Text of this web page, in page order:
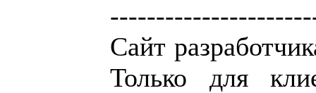
Сайт
Только для